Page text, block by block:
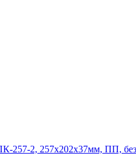
257-2, 257х202х37мм, ПП,